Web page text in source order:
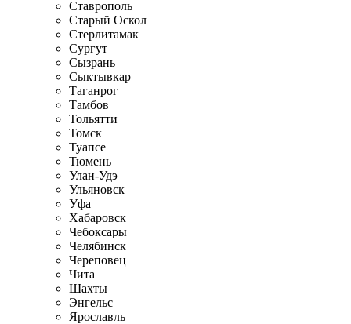
Ставрополь
Старый Оскол
Стерлитамак
Сургут
Сызрань
Сыктывкар
Таганрог
Тамбов
Тольятти
Томск
Туапсе
Тюмень
Улан-Удэ
Ульяновск
Уфа
Хабаровск
Чебоксары
Челябинск
Череповец
Чита
Шахты
Энгельс
Ярославль